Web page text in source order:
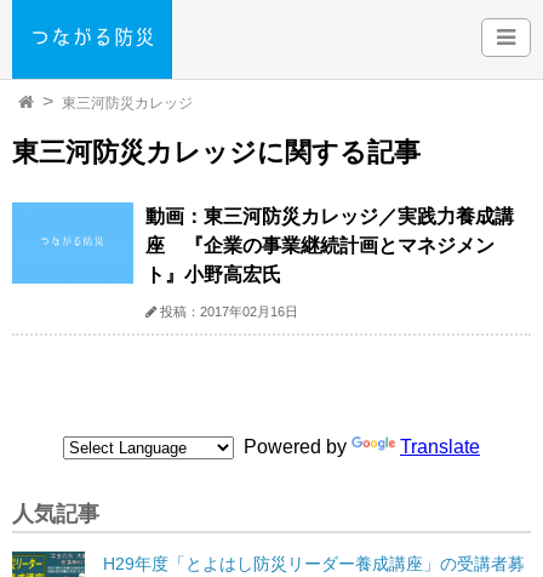
東三河防災カレッジ
東三河防災カレッジに関する記事
動画：東三河防災カレッジ／実践力養成講
座 『企業の事業継続計画とマネジメン
ト』小野高宏氏
投稿：2017年02月16日
Powered by Translate
人気記事
H29年度「とよはし防災リーダー養成講座」の受講者募